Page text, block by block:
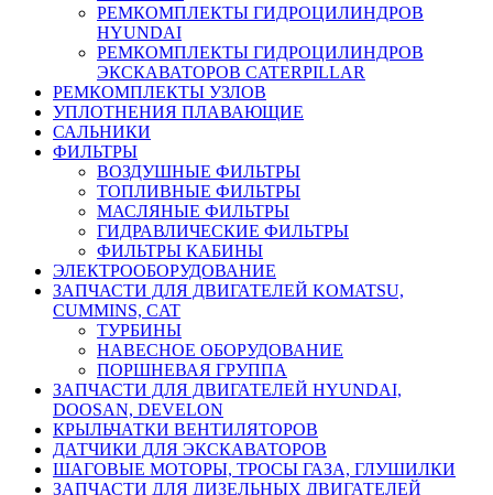
РЕМКОМПЛЕКТЫ ГИДРОЦИЛИНДРОВ
HYUNDAI
РЕМКОМПЛЕКТЫ ГИДРОЦИЛИНДРОВ
ЭКСКАВАТОРОВ CATERPILLAR
РЕМКОМПЛЕКТЫ УЗЛОВ
УПЛОТНЕНИЯ ПЛАВАЮЩИЕ
САЛЬНИКИ
ФИЛЬТРЫ
ВОЗДУШНЫЕ ФИЛЬТРЫ
ТОПЛИВНЫЕ ФИЛЬТРЫ
МАСЛЯНЫЕ ФИЛЬТРЫ
ГИДРАВЛИЧЕСКИЕ ФИЛЬТРЫ
ФИЛЬТРЫ КАБИНЫ
ЭЛЕКТРООБОРУДОВАНИЕ
ЗАПЧАСТИ ДЛЯ ДВИГАТЕЛЕЙ KOMATSU,
CUMMINS, CAT
ТУРБИНЫ
НАВЕСНОЕ ОБОРУДОВАНИЕ
ПОРШНЕВАЯ ГРУППА
ЗАПЧАСТИ ДЛЯ ДВИГАТЕЛЕЙ HYUNDAI,
DOOSAN, DEVELON
КРЫЛЬЧАТКИ ВЕНТИЛЯТОРОВ
ДАТЧИКИ ДЛЯ ЭКСКАВАТОРОВ
ШАГОВЫЕ МОТОРЫ, ТРОСЫ ГАЗА, ГЛУШИЛКИ
ЗАПЧАСТИ ДЛЯ ДИЗЕЛЬНЫХ ДВИГАТЕЛЕЙ